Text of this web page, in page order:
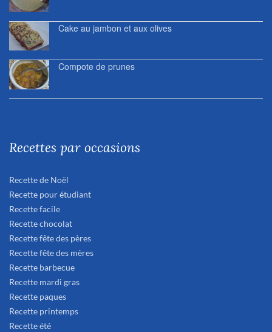
Cake au jambon et aux olives
Compote de prunes
Recettes par occasions
Recette de Noël
Recette pour étudiant
Recette facile
Recette chocolat
Recette fête des pères
Recette fête des mères
Recette barbecue
Recette mardi gras
Recette paques
Recette printemps
Recette été